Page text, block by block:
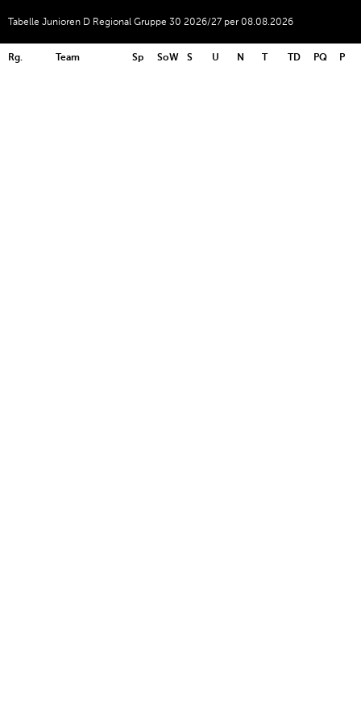
Tabelle Junioren D Regional Gruppe 30 2026/27 per 08.08.2026
Rg. Team Sp SoW S U N T TD PQ P